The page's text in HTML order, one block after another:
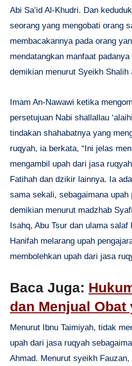
Abi Sa’id Al-Khudri. Dan
seorang yang mengobati orang
membacakannya pada orang
mendatangkan manfaat
demikian menurut Syeikh Shalih
Imam An-Nawawi ketika
persetujuan Nabi shallallau
tindakan shahabatnya yang
ruqyah, ia berkata, “Ini jelas
mengambil upah dari jasa
Fatihah dan dzikir lainnya. Ia
sama sekali, sebagaimana upah
demikian menurut madzhab
Isahq, Abu Tsur dan ulama salaf
Hanifah melarang upah
membolehkan upah dari jasa
Baca Juga:
dan Menjual Obat
Menurut Ibnu Taimiyah, tidak
upah dari jasa ruqyah
Ahmad. Menurut syeikh